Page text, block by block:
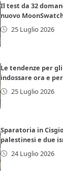
Il test da 32
nuovo
25 Luglio 2026
Le tendenze per
indossare ora e
25 Luglio 2026
Sparatoria in
palestinesi e due
24 Luglio 2026